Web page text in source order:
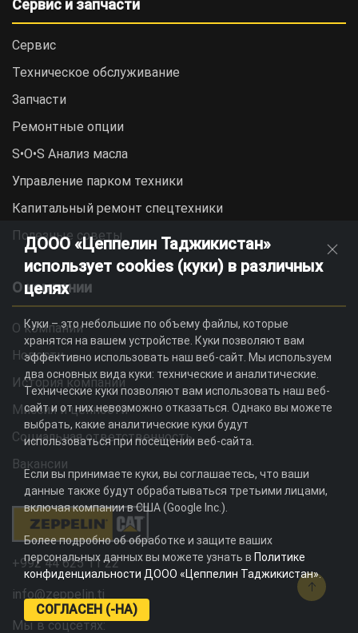
Сервис и запчасти
Сервис
Техническое обслуживание
Запчасти
Ремонтные опции
S•O•S Анализ масла
Управление парком техники
Капитальный ремонт спецтехники
Полезные советы
О компании
О компании
Новости
История компании
Миссия и ценности
Социальная ответственность
Вакансии
+992 44 625 11 22
info@zeppelin.tj
Мы в соцсетях:
ДООО «Цеппелин Таджикистан»
использует cookies (куки) в различных
целях
Куки – это небольшие по объему файлы, которые
хранятся на вашем устройстве. Куки позволяют вам
эффективно использовать наш веб-сайт. Мы используем
два основных вида куки: технические и аналитические.
Технические куки позволяют вам использовать наш веб-
сайт и от них невозможно отказаться. Однако вы можете
выбрать, какие аналитические куки будут
использоваться при посещении веб-сайта.
Если вы принимаете куки, вы соглашаетесь, что ваши
данные также будут обрабатываться третьими лицами,
включая компании в США (Google Inc.).
Более подробно об обработке и защите ваших
персональных данных вы можете узнать в Политике
конфиденциальности ДООО «Цеппелин Таджикистан».
СОГЛАСЕН (-НА)